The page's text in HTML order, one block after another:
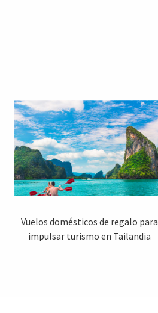
Vuelos domésticos de regalo para
impulsar turismo en Tailandia